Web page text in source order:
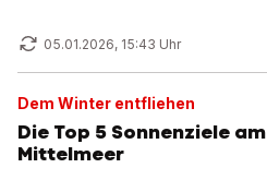
05.01.2026, 15:43 Uhr
Dem Winter entfliehen
Die Top 5 Sonnenziele am
Mittelmeer